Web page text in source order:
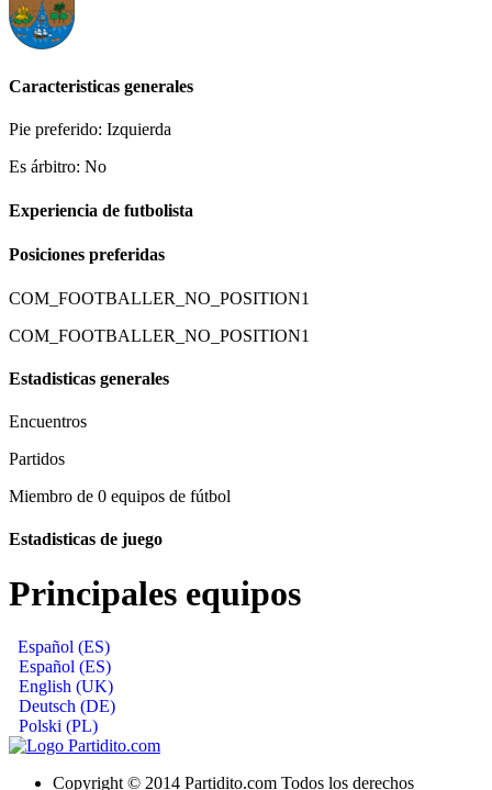
Caracteristicas generales
Pie preferido: Izquierda
Es árbitro: No
Experiencia de futbolista
Posiciones preferidas
COM_FOOTBALLER_NO_POSITION1
COM_FOOTBALLER_NO_POSITION1
Estadisticas generales
Encuentros
Partidos
Miembro de 0 equipos de fútbol
Estadisticas de juego
Principales equipos
Español (ES)
Español (ES)
English (UK)
Deutsch (DE)
Polski (PL)
Copyright © 2014 Partidito.com Todos los derechos